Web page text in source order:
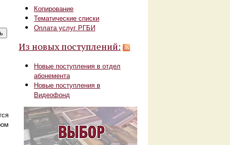
Копирование
Тематические списки
Оплата услуг РГБИ
Из новых поступлений:
Новые поступления в отдел
абонемента
Новые поступления в
Видеофонд